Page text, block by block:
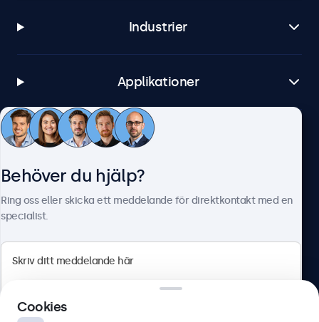
Industrier
Applikationer
Kundtjänst
Olof Palmesgata 29, Stockholm, 111 22, Sverige
Behöver du hjälp?
Ring oss eller skicka ett meddelande för direktkontakt med en
specialist.
Cookies